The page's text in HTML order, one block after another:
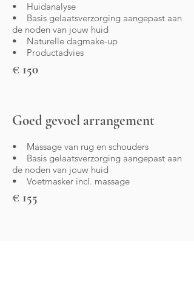
• Huidanalyse
• Basis gelaatsverzorging aangepast aan
de noden van jouw huid
• Naturelle dagmake-up
• Productadvies
€ 150
Goed gevoel arrangement
• Massage van rug en schouders
• Basis gelaatsverzorging aangepast aan
de noden van jouw huid
• Voetmasker incl. massage
€ 155